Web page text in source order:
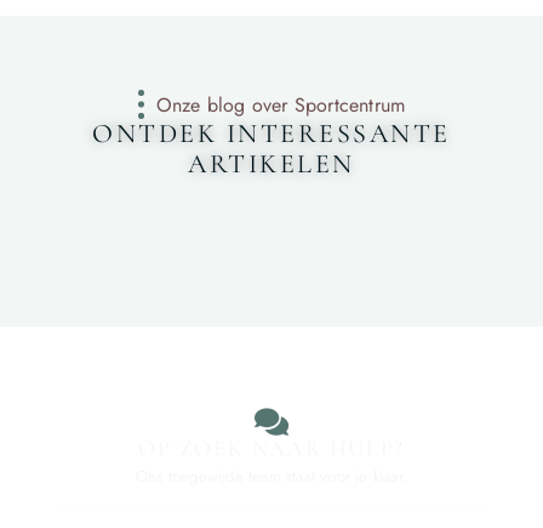
Onze blog over Sportcentrum
ONTDEK INTERESSANTE
ARTIKELEN